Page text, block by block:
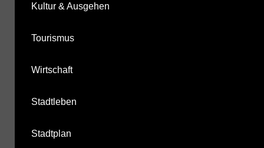
Kultur & Ausgehen
Tourismus
Wirtschaft
Stadtleben
Stadtplan